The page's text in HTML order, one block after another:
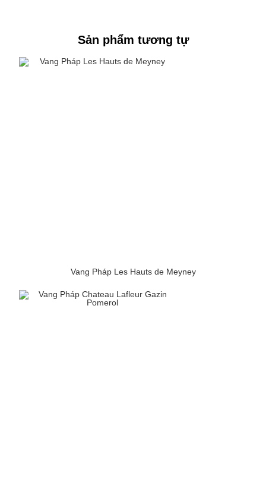
Sản phẩm tương tự
Vang Pháp Les Hauts de Meyney